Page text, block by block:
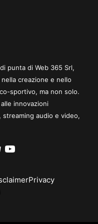
punta di Web 365 Srl,
creazione e nello
sportivo, ma non solo.
innovazioni
audio e video,
YouTube
Privacy